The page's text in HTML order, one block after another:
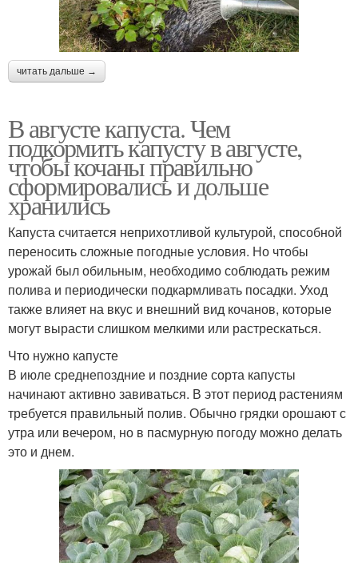
читать дальше →
В августе капуста. Чем
подкормить капусту в августе,
чтобы кочаны правильно
сформировались и дольше
хранились
Капуста считается неприхотливой культурой, способной
переносить сложные погодные условия. Но чтобы
урожай был обильным, необходимо соблюдать режим
полива и периодически подкармливать посадки. Уход
также влияет на вкус и внешний вид кочанов, которые
могут вырасти слишком мелкими или растрескаться.
Что нужно капусте
В июле среднепоздние и поздние сорта капусты
начинают активно завиваться. В этот период растениям
требуется правильный полив. Обычно грядки орошают с
утра или вечером, но в пасмурную погоду можно делать
это и днем.